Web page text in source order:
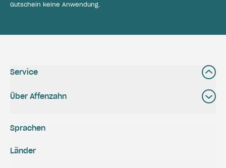
Gutschein keine Anwendung.
Service
Über Affenzahn
Sprachen
Länder